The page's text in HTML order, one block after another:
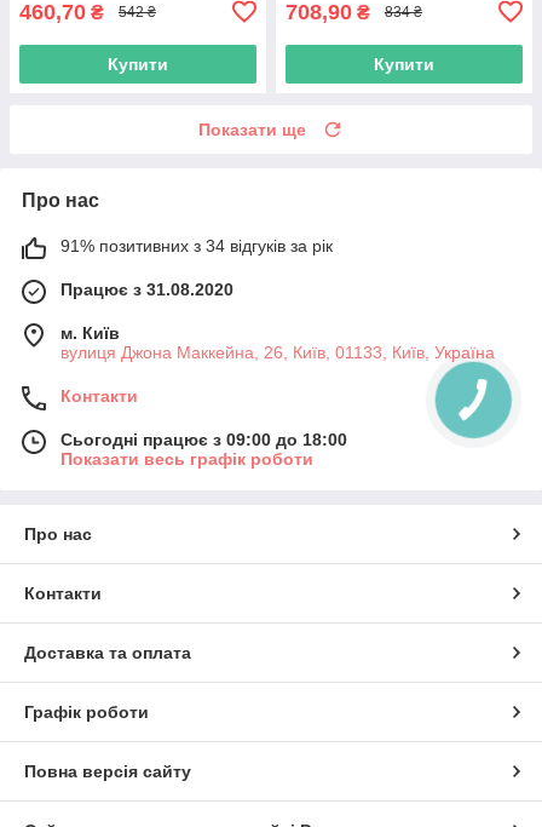
460,70 ₴ 542 ₴
Купити
708,90 ₴ 834 ₴
Купити
Показати ще
Про нас
91% позитивних з 34 відгуків за рік
Працює з 31.08.2020
м. Київ
вулиця Джона Маккейна, 26, Київ, 01133, Київ, Україна
Контакти
Сьогодні працює з 09:00 до 18:00
Показати весь графік роботи
Про нас
Контакти
Доставка та оплата
Графік роботи
Повна версія сайту